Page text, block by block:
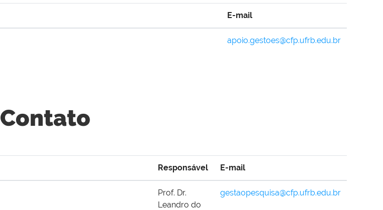
E-mail
apoio.gestoes@cfp.ufrb.edu.br
Contato
Responsável E-mail
Prof. Dr.
Leandro do
gestaopesquisa@cfp.ufrb.edu.br